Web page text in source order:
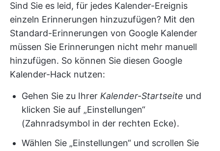
Sind Sie es leid, für jedes Kalender-Ereignis
einzeln Erinnerungen hinzuzufügen? Mit den
Standard-Erinnerungen von Google Kalender
müssen Sie Erinnerungen nicht mehr manuell
hinzufügen. So können Sie diesen Google
Kalender-Hack nutzen:
Gehen Sie zu Ihrer Kalender-Startseite und
klicken Sie auf „Einstellungen“
(Zahnradsymbol in der rechten Ecke).
Wählen Sie „Einstellungen“ und scrollen Sie